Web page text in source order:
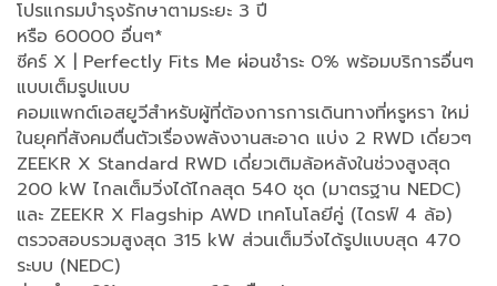
โปรแกรมบำรุงรักษาตามระยะ 3 ปี
หรือ 60000 อื่นๆ*
ซีคร์ X | Perfectly Fits Me ผ่อนชำระ 0% พร้อมบริการอื่นๆ
แบบเต็มรูปแบบ
คอมแพกต์เอสยูวีสำหรับผู้ที่ต้องการการเดินทางที่หรูหรา ใหม่
ในยุคที่สังคมตื่นตัวเรื่องพลังงานสะอาด แบ่ง 2 RWD เดี่ยวๆ
ZEEKR X Standard RWD เดี่ยวเติมล้อหลังในช่วงสูงสุด
200 kW ไกลเต็มวิ่งได้ไกลสุด 540 ชุด (มาตรฐาน NEDC)
และ ZEEKR X Flagship AWD เทคโนโลยีคู่ (ไดรฟ์ 4 ล้อ)
ตรวจสอบรวมสูงสุด 315 kW ส่วนเต็มวิ่งได้รูปแบบสุด 470
ระบบ (NEDC)